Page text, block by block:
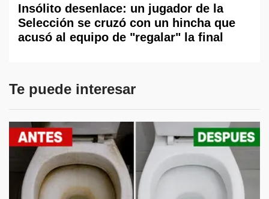
Insólito desenlace: un jugador de la
Selección se cruzó con un hincha que
acusó al equipo de "regalar" la final
Te puede interesar